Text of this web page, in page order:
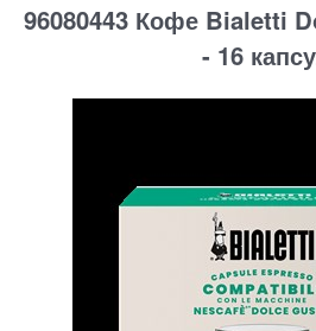
96080443 Кофе Bialetti
- 16